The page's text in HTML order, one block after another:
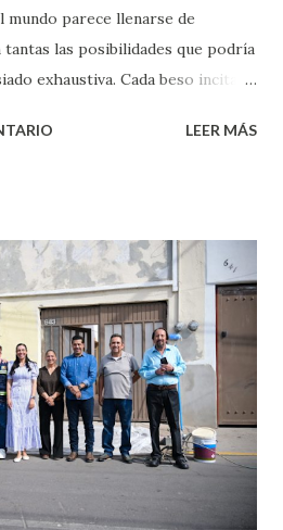
parece llenarse de
las posibilidades que podría
exhaustiva. Cada beso incita
imaginado. El problema es
deberías saber. Pero incluso
sexuales no son expertos
hay algo nuevo que
que conocer. Si eres una
sexuales, tal vez
y no puedas esperar para
cualquier persona con
es mejor cuando ambas partes
LEER MÁS